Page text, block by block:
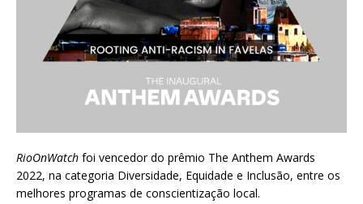
RioOnWatch foi vencedor do prêmio The Anthem Awards
2022, na categoria Diversidade, Equidade e Inclusão, entre os
melhores programas de conscientização local.